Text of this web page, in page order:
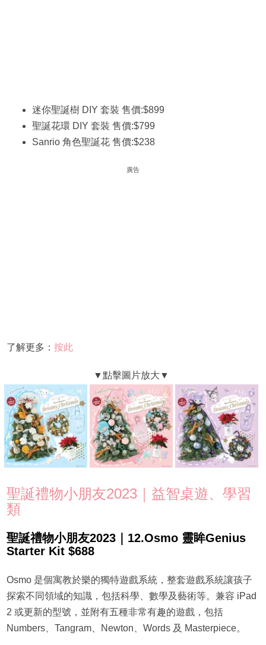
迷你聖誕樹 DIY 套裝 售價:$899
聖誕花環 DIY 套裝 售價:$799
Sanrio 角色聖誕花 售價:$238
廣告
了解更多： 按此
聖誕禮物小朋友2023｜益智桌遊、學習
類
聖誕禮物小朋友2023｜12.Osmo 靈眸Genius
Starter Kit $688
Osmo 是個寓教於樂的獨特遊戲系統，整套遊戲系統讓孩子
探索不同領域的知識，包括科學、數學及藝術等。兼容 iPad
2 或更新的型號，並附有五種非常有趣的遊戲，包括
Numbers、Tangram、Newton、Words 及 Masterpiece。